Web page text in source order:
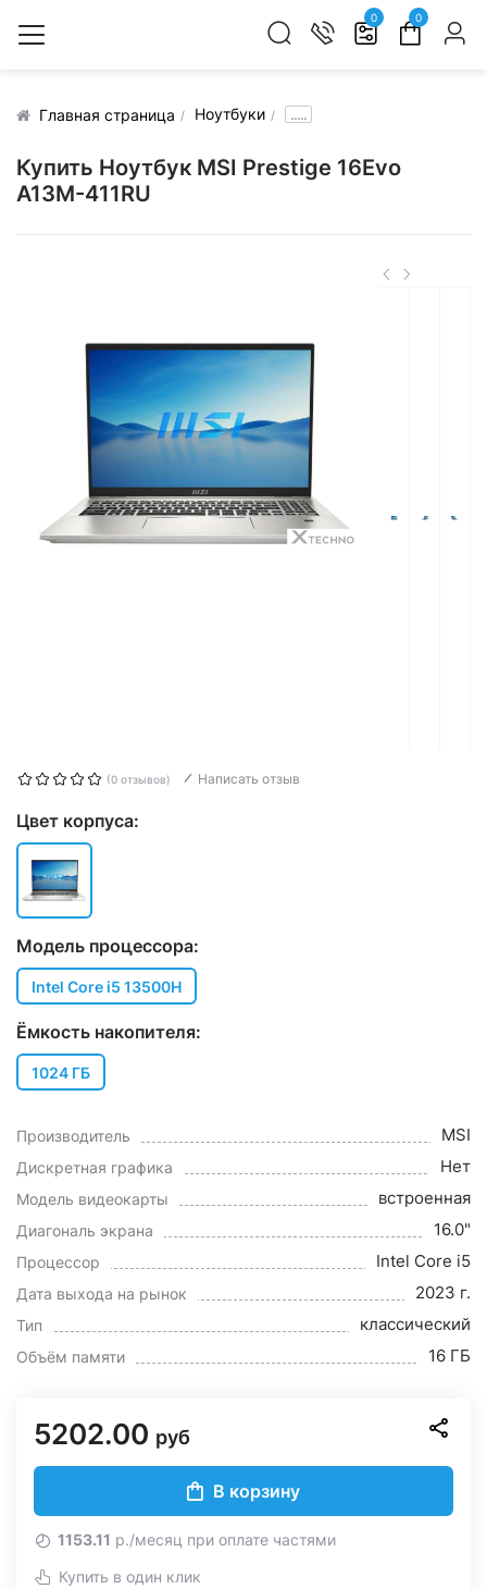
0 0
Главная страница Ноутбуки .....
Купить Ноутбук MSI Prestige 16Evo
A13M-411RU
(0 отзывов) Написать отзыв
Цвет корпуса:
Модель процессора:
Intel Core i5 13500H
Ёмкость накопителя:
1024 ГБ
Производитель MSI
Дискретная графика Нет
Модель видеокарты встроенная
Диагональ экрана 16.0"
Процессор Intel Core i5
Дата выхода на рынок 2023 г.
Тип классический
Объём памяти 16 ГБ
5202.00 руб
В корзину
1153.11 р./месяц при оплате частями
Купить в один клик